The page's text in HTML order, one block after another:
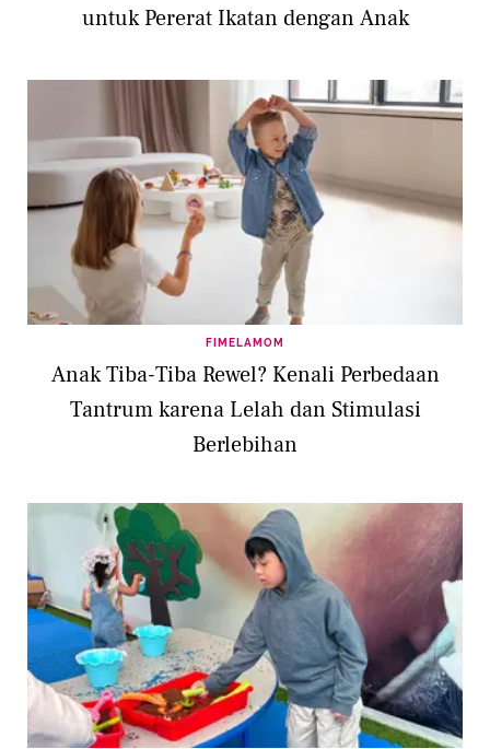
untuk Pererat Ikatan dengan Anak
FIMELAMOM
Anak Tiba-Tiba Rewel? Kenali Perbedaan
Tantrum karena Lelah dan Stimulasi
Berlebihan